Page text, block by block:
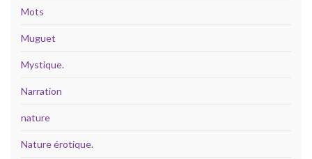
Mots
Muguet
Mystique.
Narration
nature
Nature érotique.